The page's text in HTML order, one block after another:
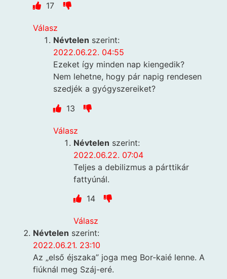
17
Válasz
Névtelen szerint:
2022.06.22. 04:55
Ezeket így minden nap kiengedik?
Nem lehetne, hogy pár napig rendesen
szedjék a gyógyszereiket?
13
Válasz
Névtelen szerint:
2022.06.22. 07:04
Teljes a debilizmus a párttikár
fattyúnál.
14
Válasz
Névtelen szerint:
2022.06.21. 23:10
Az „első éjszaka” joga meg Bor-kaié lenne. A
fiúknál meg Száj-eré.